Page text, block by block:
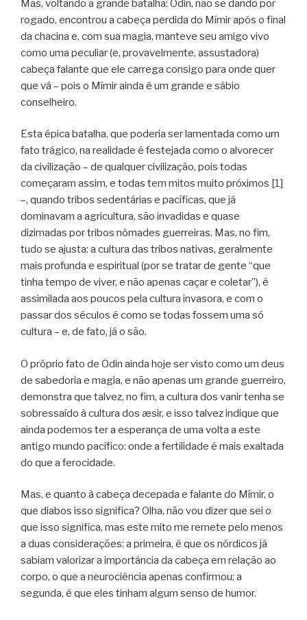
Mas, voltando a grande batalha: Odin, não se dando por
rogado, encontrou a cabeça perdida do Mímir após o final
da chacina e, com sua magia, manteve seu amigo vivo
como uma peculiar (e, provavelmente, assustadora)
cabeça falante que ele carrega consigo para onde quer
que vá – pois o Mímir ainda é um grande e sábio
conselheiro.
Esta épica batalha, que poderia ser lamentada como um
fato trágico, na realidade é festejada como o alvorecer
da civilização – de qualquer civilização, pois todas
começaram assim, e todas tem mitos muito próximos [1]
–, quando tribos sedentárias e pacíficas, que já
dominavam a agricultura, são invadidas e quase
dizimadas por tribos nômades guerreiras. Mas, no fim,
tudo se ajusta: a cultura das tribos nativas, geralmente
mais profunda e espiritual (por se tratar de gente “que
tinha tempo de viver, e não apenas caçar e coletar”), é
assimilada aos poucos pela cultura invasora, e com o
passar dos séculos é como se todas fossem uma só
cultura – e, de fato, já o são.
O próprio fato de Odin ainda hoje ser visto como um deus
de sabedoria e magia, e não apenas um grande guerreiro,
demonstra que talvez, no fim, a cultura dos vanir tenha se
sobressaído à cultura dos æsir, e isso talvez indique que
ainda podemos ter a esperança de uma volta a este
antigo mundo pacífico: onde a fertilidade é mais exaltada
do que a ferocidade.
Mas, e quanto à cabeça decepada e falante do Mímir, o
que diabos isso significa? Olha, não vou dizer que sei o
que isso significa, mas este mito me remete pelo menos
a duas considerações: a primeira, é que os nórdicos já
sabiam valorizar a importância da cabeça em relação ao
corpo, o que a neurociência apenas confirmou; a
segunda, é que eles tinham algum senso de humor.